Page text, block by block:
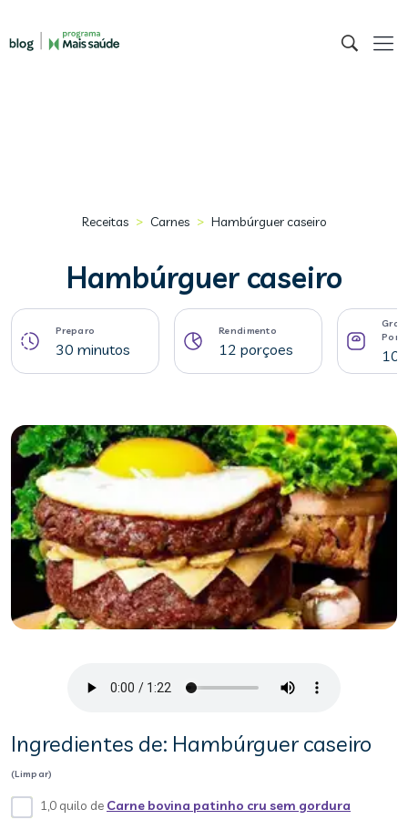
Receitas > Carnes > Hambúrguer caseiro
Hambúrguer caseiro
Preparo
30 minutos
Rendimento
12 porçoes
Ingredientes de: Hambúrguer caseiro
(Limpar)
1,0 quilo de Carne bovina patinho cru sem gordura